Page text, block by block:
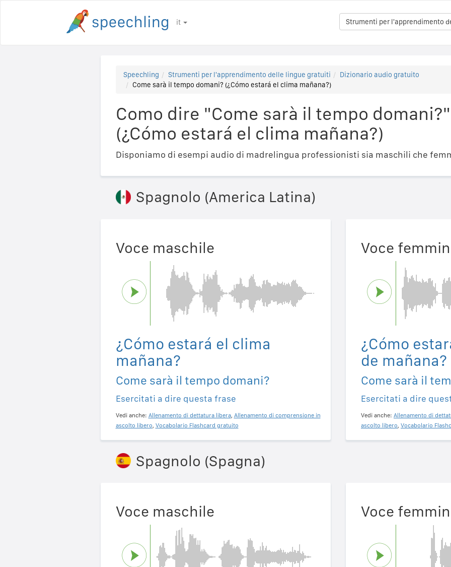
it Strumenti per l'apprendimento
Speechling Strumenti per l'apprendimento delle lingue gratuiti
Dizionario audio gratuito
Come sarà il tempo domani? (¿Cómo estará el clima mañana?)
Como dire "Come sarà il tempo
(¿Cómo estará el clima mañana?)
Disponiamo di esempi audio di madrelingua professionisti sia maschili che
Spagnolo (America Latina)
Voce maschile
¿Cómo estará el clima
mañana?
Come sarà il tempo domani?
Esercitati a dire questa frase
Vedi anche: Allenamento di dettatura libera, Allenamento di comprensione in
ascolto libero, Vocabolario Flashcard gratuito
Voce
¿Cómo
de mañana?
Come sarà il
Esercitati a dire
Vedi anche: Allenamento di
ascolto libero, Vocabolario
Spagnolo (Spagna)
Voce maschile Voce